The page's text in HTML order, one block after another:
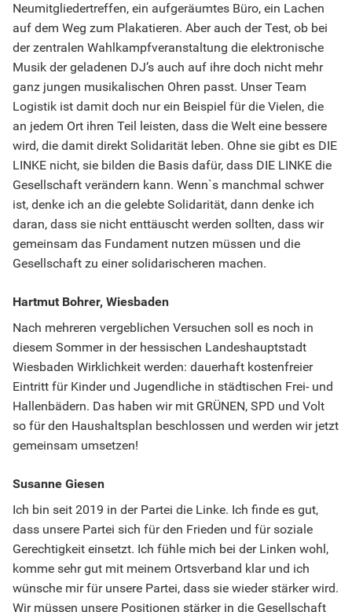
Neumitgliedertreffen, ein aufgeräumtes Büro, ein Lachen
auf dem Weg zum Plakatieren. Aber auch der Test, ob bei
der zentralen Wahlkampfveranstaltung die elektronische
Musik der geladenen DJ’s auch auf ihre doch nicht mehr
ganz jungen musikalischen Ohren passt. Unser Team
Logistik ist damit doch nur ein Beispiel für die Vielen, die
an jedem Ort ihren Teil leisten, dass die Welt eine bessere
wird, die damit direkt Solidarität leben. Ohne sie gibt es DIE
LINKE nicht, sie bilden die Basis dafür, dass DIE LINKE die
Gesellschaft verändern kann. Wenn`s manchmal schwer
ist, denke ich an die gelebte Solidarität, dann denke ich
daran, dass sie nicht enttäuscht werden sollten, dass wir
gemeinsam das Fundament nutzen müssen und die
Gesellschaft zu einer solidarischeren machen.
Hartmut Bohrer, Wiesbaden
Nach mehreren vergeblichen Versuchen soll es noch in
diesem Sommer in der hessischen Landeshauptstadt
Wiesbaden Wirklichkeit werden: dauerhaft kostenfreier
Eintritt für Kinder und Jugendliche in städtischen Frei- und
Hallenbädern. Das haben wir mit GRÜNEN, SPD und Volt
so für den Haushaltsplan beschlossen und werden wir jetzt
gemeinsam umsetzen!
Susanne Giesen
Ich bin seit 2019 in der Partei die Linke. Ich finde es gut,
dass unsere Partei sich für den Frieden und für soziale
Gerechtigkeit einsetzt. Ich fühle mich bei der Linken wohl,
komme sehr gut mit meinem Ortsverband klar und ich
wünsche mir für unsere Partei, dass sie wieder stärker wird.
Wir müssen unsere Positionen stärker in die Gesellschaft